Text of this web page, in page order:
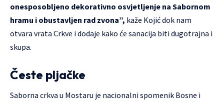
onesposobljeno dekorativno osvjetljenje na Sabornom
hramu i obustavljen rad zvona”, kaže Kojić dok nam
otvara vrata Crkve i dodaje kako će sanacija biti dugotrajna i
skupa.
Česte pljačke
Saborna crkva u Mostaru je nacionalni spomenik Bosne i